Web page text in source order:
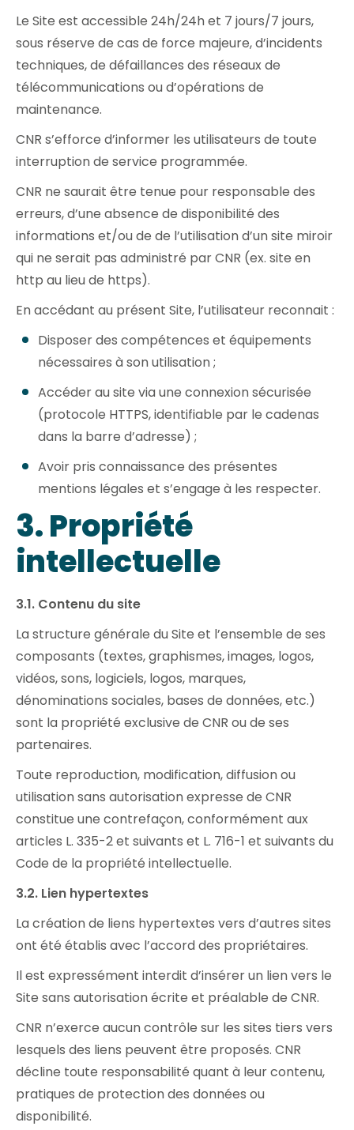
Le Site est accessible 24h/24h et 7 jours/7 jours,
sous réserve de cas de force majeure, d’incidents
techniques, de défaillances des réseaux de
télécommunications ou d’opérations de
maintenance.
CNR s’efforce d’informer les utilisateurs de toute
interruption de service programmée.
CNR ne saurait être tenue pour responsable des
erreurs, d’une absence de disponibilité des
informations et/ou de de l’utilisation d’un site miroir
qui ne serait pas administré par CNR (ex. site en
http au lieu de https).
En accédant au présent Site, l’utilisateur reconnait :
Disposer des compétences et équipements
nécessaires à son utilisation ;
Accéder au site via une connexion sécurisée
(protocole HTTPS, identifiable par le cadenas
dans la barre d’adresse) ;
Avoir pris connaissance des présentes
mentions légales et s’engage à les respecter.
3. Propriété
intellectuelle
3.1. Contenu du site
La structure générale du Site et l’ensemble de ses
composants (textes, graphismes, images, logos,
vidéos, sons, logiciels, logos, marques,
dénominations sociales, bases de données, etc.)
sont la propriété exclusive de CNR ou de ses
partenaires.
Toute reproduction, modification, diffusion ou
utilisation sans autorisation expresse de CNR
constitue une contrefaçon, conformément aux
articles L. 335-2 et suivants et L. 716-1 et suivants du
Code de la propriété intellectuelle.
3.2. Lien hypertextes
La création de liens hypertextes vers d’autres sites
ont été établis avec l’accord des propriétaires.
Il est expressément interdit d’insérer un lien vers le
Site sans autorisation écrite et préalable de CNR.
CNR n’exerce aucun contrôle sur les sites tiers vers
lesquels des liens peuvent être proposés. CNR
décline toute responsabilité quant à leur contenu,
pratiques de protection des données ou
disponibilité.